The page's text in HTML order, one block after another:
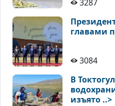
3287
главами
3084
В
изъято ..>